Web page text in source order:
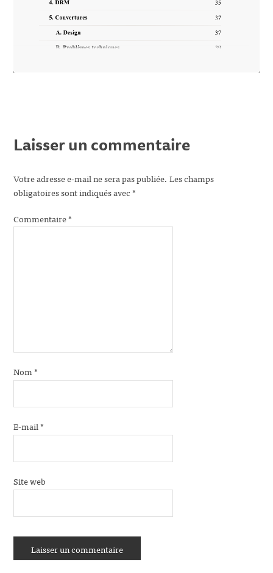
Laisser un commentaire
Votre adresse e-mail ne sera pas publiée. Les champs
obligatoires sont indiqués avec*
Commentaire*
Nom*
E-mail*
Site web